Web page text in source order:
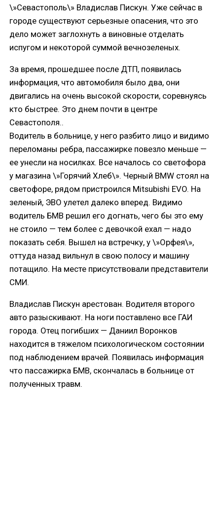
\»Севастополь\» Владислав Пискун. Уже сейчас в
городе существуют серьезные опасения, что это
дело может заглохнуть а виновные отделать
испугом и некоторой суммой вечнозеленых.
За время, прошедшее после ДТП, появилась
информация, что автомобиля было два, они
двигались на очень высокой скорости, соревнуясь
кто быстрее. Это днем почти в центре
Севастополя..
Водитель в больнице, у него разбито лицо и видимо
переломаны ребра, пассажирке повезло меньше —
ее унесли на носилках. Все началось со светофора
у магазина \»Горячий Хлеб\». Черный BMW стоял на
светофоре, рядом пристроился Mitsubishi EVO. На
зеленый, ЭВО улетел далеко вперед. Видимо
водитель БМВ решил его догнать, чего бы это ему
не стоило — тем более с девочкой ехал — надо
показать себя. Вышел на встречку, у \»Орфея\»,
оттуда назад вильнул в свою полосу и машину
потащило. На месте присутствовали представители
СМИ.
Владислав Пискун арестован. Водителя второго
авто разыскивают. На ноги поставлено все ГАИ
города. Отец погибших — Даниил Воронков
находится в тяжелом психологическом состоянии
под наблюдением врачей. Появилась информация
что пассажирка БМВ, скончалась в больнице от
полученных травм.